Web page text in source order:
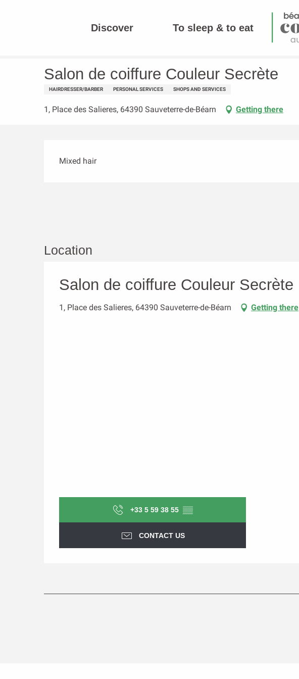
Discover To sleep & to eat
Salon de coiffure Couleur Secrète
HAIRDRESSER/BARBER PERSONAL SERVICES SHOPS AND SERVICES
1, Place des Salieres, 64390 Sauveterre-de-Béarn Getting there
Mixed hair
Location
Salon de coiffure Couleur Secrète
1, Place des Salieres, 64390 Sauveterre-de-Béarn Getting there
+33 5 59 38 55 ▒▒
CONTACT US